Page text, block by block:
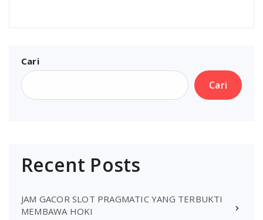
Cari
Cari
Recent Posts
JAM GACOR SLOT PRAGMATIC YANG TERBUKTI
MEMBAWA HOKI